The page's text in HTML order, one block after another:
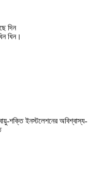
দিন
ধিন।
শক্তি ইনস্টলেশনের অবিশ্বাস্য-